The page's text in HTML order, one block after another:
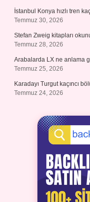
İstanbul Konya hızlı tren
Temmuz 30, 2026
Stefan Zweig kitapları
Temmuz 28, 2026
Arabalarda LX ne anlama
Temmuz 25, 2026
Karadayı Turgut kaçıncı
Temmuz 24, 2026